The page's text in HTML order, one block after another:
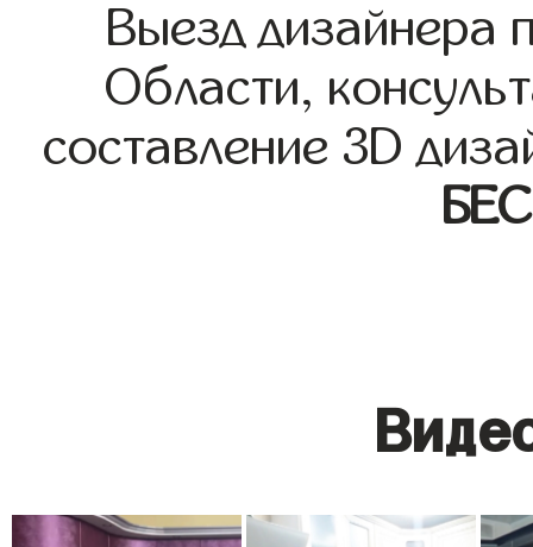
Выезд дизайнера
Области,
составление 3D